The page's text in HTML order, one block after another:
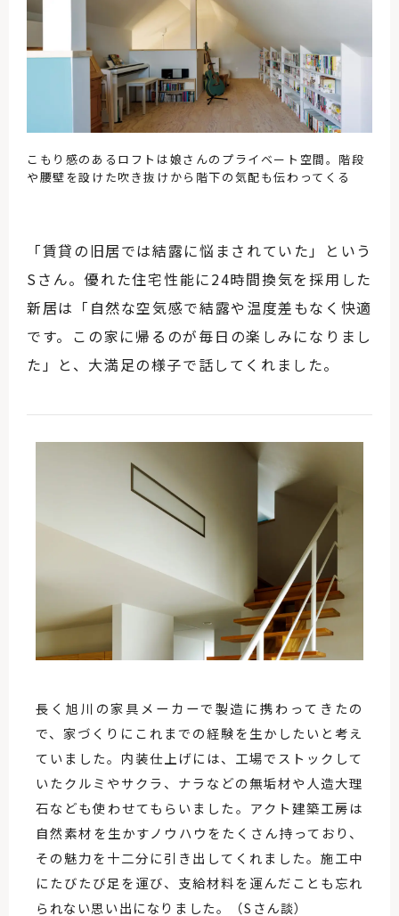
こもり感のあるロフトは娘さんのプライベート空間。階段
や腰壁を設けた吹き抜けから階下の気配も伝わってくる
「賃貸の旧居では結露に悩まされていた」という
Sさん。優れた住宅性能に24時間換気を採用した
新居は「自然な空気感で結露や温度差もなく快適
です。この家に帰るのが毎日の楽しみになりまし
た」と、大満足の様子で話してくれました。
長く旭川の家具メーカーで製造に携わってきたの
で、家づくりにこれまでの経験を生かしたいと考え
ていました。内装仕上げには、工場でストックして
いたクルミやサクラ、ナラなどの無垢材や人造大理
石なども使わせてもらいました。アクト建築工房は
自然素材を生かすノウハウをたくさん持っており、
その魅力を十二分に引き出してくれました。施工中
にたびたび足を運び、支給材料を運んだことも忘れ
られない思い出になりました。（Sさん談）